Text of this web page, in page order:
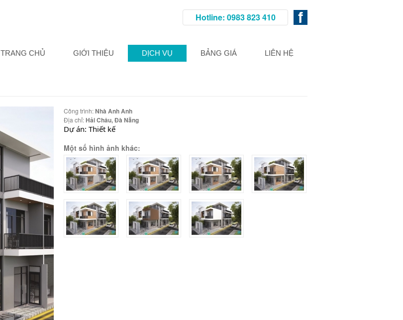
Hotline: 0983 823 410
TRANG CHỦ GIỚI THIỆU DỊCH VỤ BẢNG GIÁ LIÊN HỆ
Công trình:Nhà Anh Anh
Địa chỉ:Hải Châu, Đà Nẵng
Dự án: Thiết kế
Một số hình ảnh khác: